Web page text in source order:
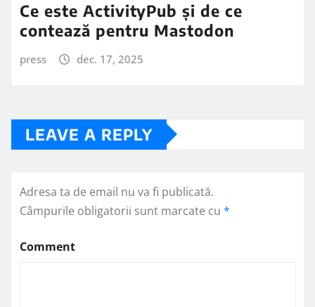
Ce este ActivityPub și de ce
contează pentru Mastodon
press dec. 17, 2025
LEAVE A REPLY
Adresa ta de email nu va fi publicată.
Câmpurile obligatorii sunt marcate cu *
Comment